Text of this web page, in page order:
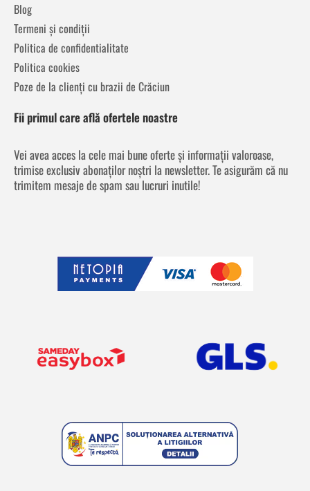
Blog
Termeni și condiții
Politica de confidentialitate
Politica cookies
Poze de la clienți cu brazii de Crăciun
Fii primul care află ofertele noastre
Vei avea acces la cele mai bune oferte și informații valoroase,
trimise exclusiv abonaților noștri la newsletter. Te asigurăm că nu
trimitem mesaje de spam sau lucruri inutile!